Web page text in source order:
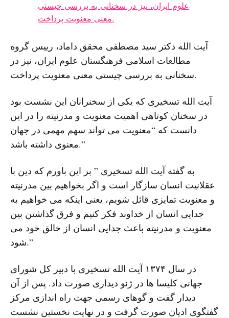
آیت ‌الله دکتر سید مصطفی محقق‌ داماد، رییس گروه
مطالعات اسلامی فرهنگستان علوم ایران، نیز در
سخنانی به بررسی چیستی معنی معنویت پرداخت.
آیت الله تسخیری که یکی از سخنرانان این نشست بود
در سخنان کوتاهی اهمیت معنویت و مدرنیته را در این
دانست که “معنویت می ‌تواند سهم مهمی در جهان
معنوی داشته باشد.”
به گفته آیت الله تسخیری ” بر این باورم که دین با
عقلانیت انسان سازگار است و اگر بخواهیم بین مدرنیته
و معنویت تمایزی قائل شویم، یعنی اینکه می ‌خواهیم به
جدایی انسان از خداوند فکر کنیم و فرق گذاشتن بین
معنویت و مدرنیته باعث جدایی انسان از خالق خود می
‌شود.”
در سال ۱۳۷۴ آیت الله تسخیری با دبیر کل شورای
جهانی کلیسا ها در ژنو دیداری صورت داد. پس از آن
دیدار گفت و گوهای رسمی جهت راه اندازی مرکز
گفتگوی ادیان صورت گرفت و در نهایت نخستین نشست